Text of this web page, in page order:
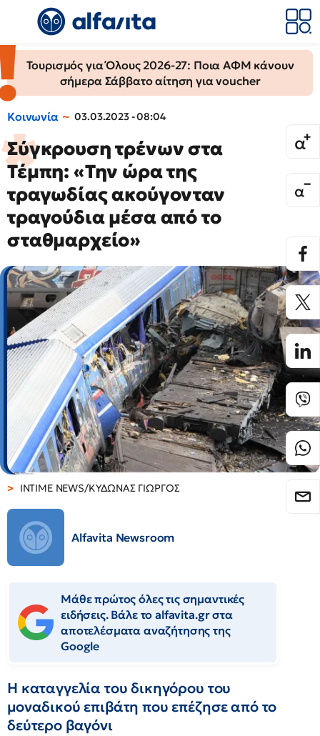
Τουρισμός για Όλους 2026-27: Ποια ΑΦΜ κάνουν
σήμερα Σάββατο αίτηση για voucher
Κοινωνία 03.03.2023 - 08:04
Σύγκρουση τρένων στα
Τέμπη: «Την ώρα της
τραγωδίας ακούγονταν
τραγούδια μέσα από το
σταθμαρχείο»
INTIME NEWS/ΚΥΔΩΝΑΣ ΓΙΩΡΓΟΣ
Alfavita Newsroom
Μάθε πρώτος όλες τις σημαντικές
ειδήσεις. Βάλε το alfavita.gr στα
αποτελέσματα αναζήτησης της
Google
Η καταγγελία του δικηγόρου του
μοναδικού επιβάτη που επέζησε από το
δεύτερο βαγόνι